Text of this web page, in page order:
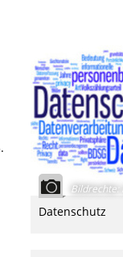
Bildrechte:
Datenschutz